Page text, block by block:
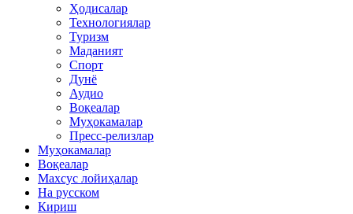
Ҳодисалар
Технологиялар
Туризм
Маданият
Спорт
Дунё
Аудио
Воқеалар
Муҳокамалар
Пресс-релизлар
Муҳокамалар
Воқеалар
Махсус лойиҳалар
На русском
Кириш